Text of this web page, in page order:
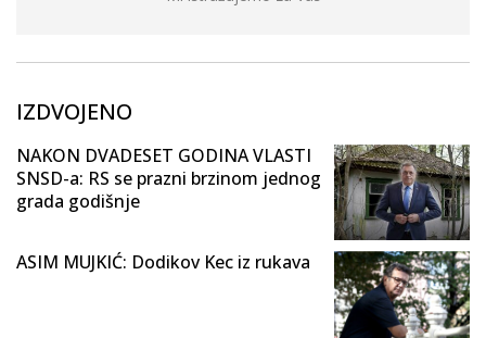
IZDVOJENO
NAKON DVADESET GODINA VLASTI
SNSD-a: RS se prazni brzinom jednog
grada godišnje
ASIM MUJKIĆ: Dodikov Kec iz rukava